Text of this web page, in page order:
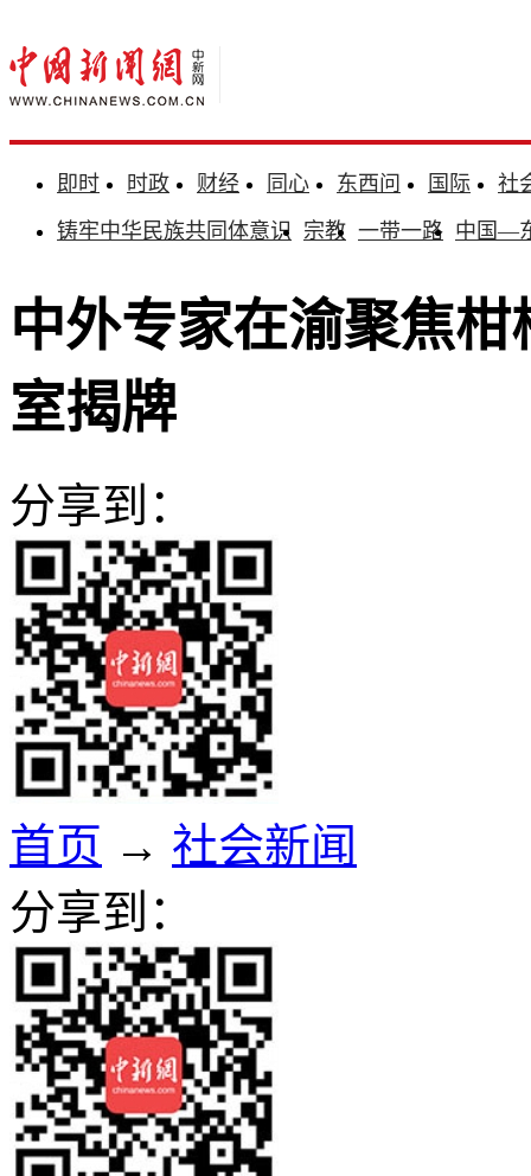
即时 时政 财经 同心 东西问 国际
社
铸牢中华民族共同体意识 宗教 一带一路 中国—
中外专家在渝聚焦
室揭牌
分享到：
首页 → 社会新闻
分享到：